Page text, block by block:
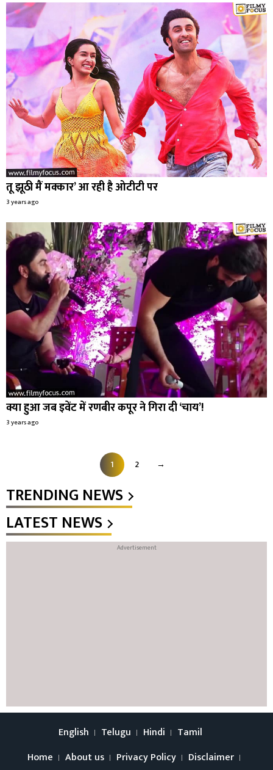
तू झूठी मैं मक्कार’ आ रही है ओटीटी पर
3 years ago
क्या हुआ जब इवेंट में रणबीर कपूर ने गिरा दी ‘चाय’!
3 years ago
1 2 →
TRENDING NEWS
LATEST NEWS
English Telugu Hindi
Tamil
Home
About us Privacy Policy
Disclaimer